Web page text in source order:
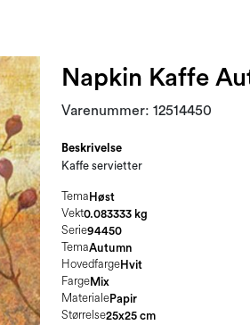
Napkin Kaffe
Varenummer: 12514450
Beskrivelse
Kaffe servietter
Tema Høst
Vekt0.083333 kg
Serie94450
TemaAutumn
HovedfargeHvit
FargeMix
MaterialePapir
Størrelse25x25 cm